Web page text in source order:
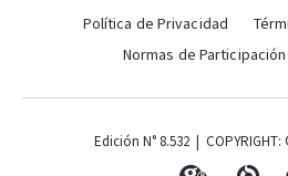
Política de Privacidad
Normas de Participación
Edición N° 8.532 |